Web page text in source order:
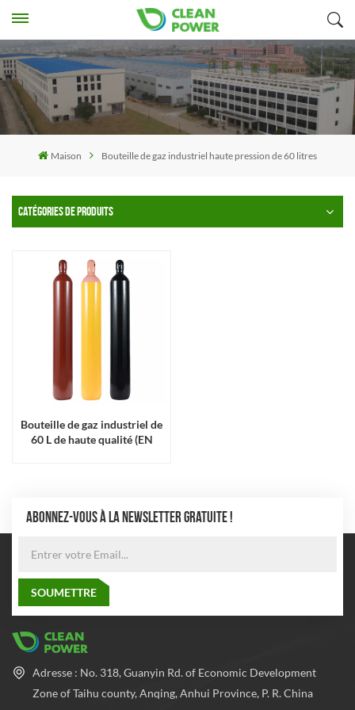
Maison Bouteille de gaz industriel haute pression de 60 litres
CATÉGORIES DE PRODUITS
Bouteille de gaz industriel de
60 L de haute qualité (EN
ABONNEZ-VOUS À LA NEWSLETTER GRATUITE !
Adresse : No. 318, Guanyin Rd. of Economic Development
Zone of Taihu county, Anqing, Anhui Province, P. R. China